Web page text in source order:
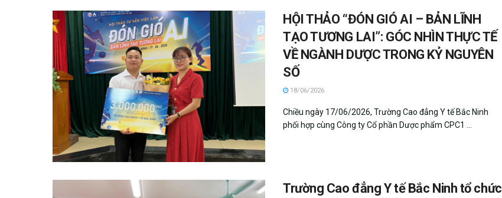
HỘI THẢO “ĐÓN GIÓ AI – BẢN LĨNH
TẠO TƯƠNG LAI”: GÓC NHÌN THỰC TẾ
VỀ NGÀNH DƯỢC TRONG KỶ NGUYÊN
SỐ
18/06/2026
Chiều ngày 17/06/2026, Trường Cao đẳng Y tế Bắc Ninh
phối hợp cùng Công ty Cổ phần Dược phẩm CPC1 ...
Trường Cao đẳng Y tế Bắc Ninh tổ chức